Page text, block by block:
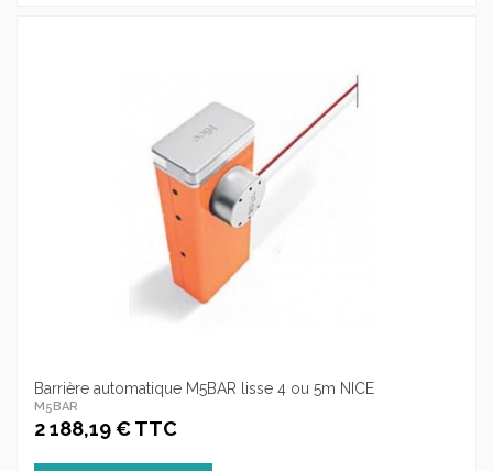
Barrière automatique M5BAR lisse 4 ou 5m NICE
M5BAR
2 188,19 € TTC